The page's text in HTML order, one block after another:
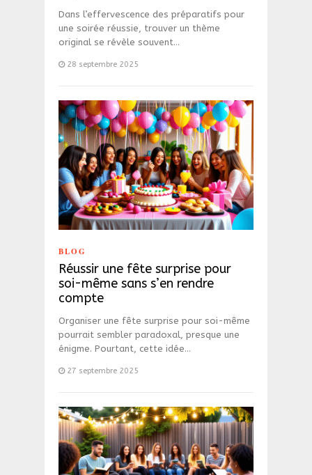
Dans l’effervescence des préparatifs pour
une soirée réussie, trouver un thème
original se révèle souvent…
28 septembre 2025
BLOG
Réussir une fête surprise pour
soi-même sans s’en rendre
compte
Organiser une fête surprise pour soi-même
pourrait sembler paradoxal, presque une
énigme. Pourtant, cette idée…
27 septembre 2025